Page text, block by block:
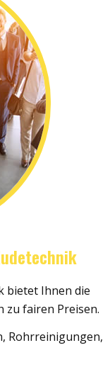
bietet Ihnen die
fairen Preisen.
Rohrreinigungen,